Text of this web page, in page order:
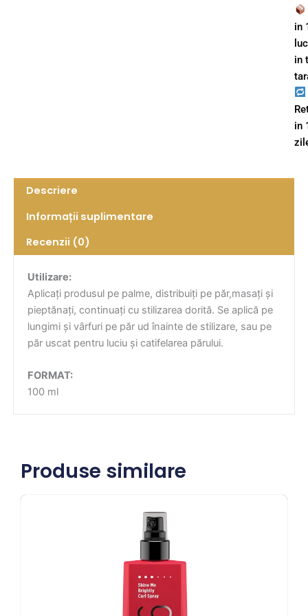
in
in
in
Descriere
Informații suplimentare
Recenzii (0)
Utilizare:
Aplicați produsul pe palme, distribuiți pe păr,masați și
pieptănați, continuați cu stilizarea dorită. Se aplică pe
lungimi și vârfuri pe păr ud înainte de stilizare, sau pe
păr uscat pentru luciu și catifelarea părului.
FORMAT:
100 ml
Produse similare